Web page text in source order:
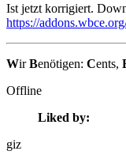
Ist jetzt korrigiert.
https://
WirBenötigen: Cents,
Offline
Liked by:
giz